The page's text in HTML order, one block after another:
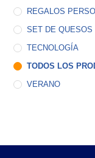
REGALOS
SET DE QUESOS
TECNOLOGÍA
TODOS LOS
VERANO